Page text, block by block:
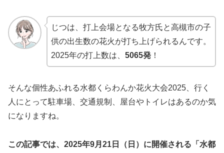
じつは、打上会場となる牧方氏と高槻市の子
供の出生数の花火が打ち上げられるんです。
2025年の打上数は、 5065発！
そんな個性あふれる水都くらわんか花火大会2025、行く
人にとって駐車場、交通規制、屋台やトイレはあるのか気
になりますね。
この記事では、2025年9月21日（日）に開催される「水都